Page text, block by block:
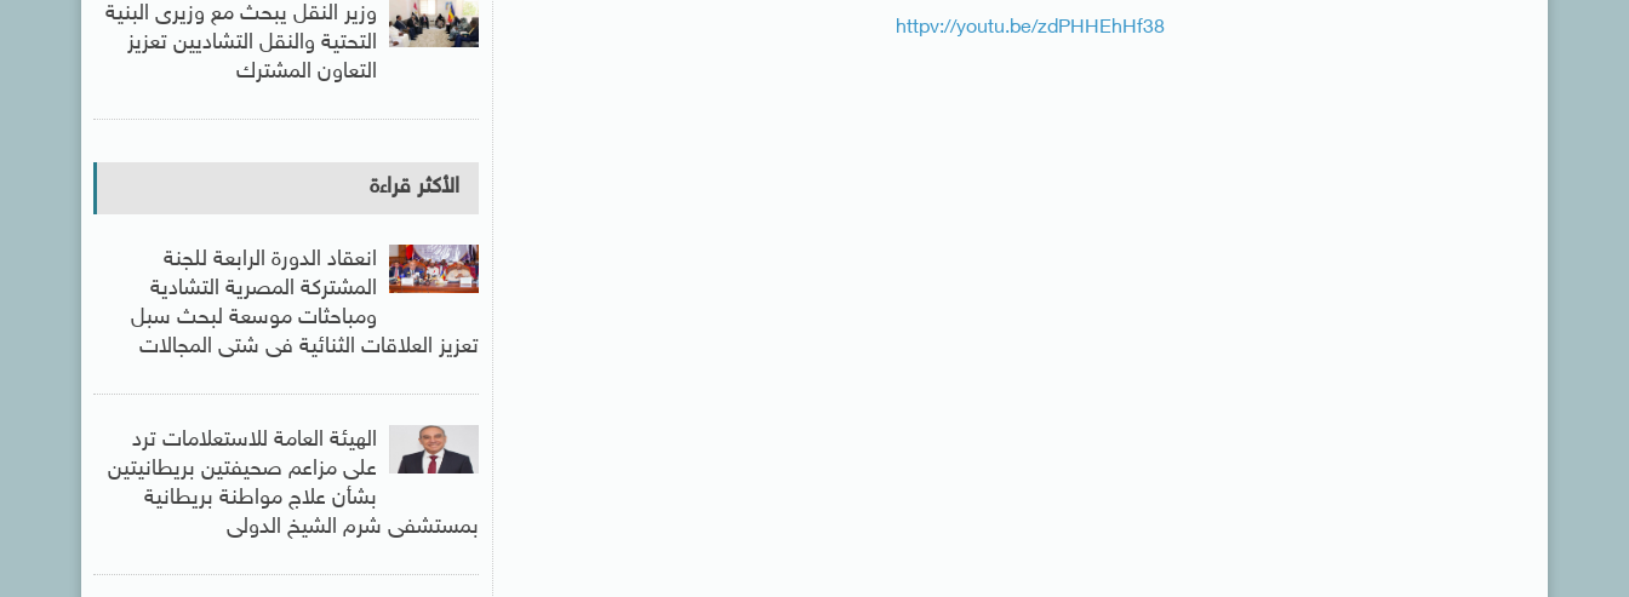
httpv://youtu.be/zdPHHEhHf38
وزير النقل يبحث مع وزيرى البنية
التحتية والنقل التشاديين تعزيز
التعاون المشترك
الأكثر قراءة
انعقاد الدورة الرابعة للجنة
المشتركة المصرية التشادية
ومباحثات موسعة لبحث سبل
تعزيز العلاقات الثنائية فى شتى المجالات
الهيئة العامة للاستعلامات ترد
على مزاعم صحيفتين بريطانيتين
بشأن علاج مواطنة بريطانية
بمستشفى شرم الشيخ الدولى